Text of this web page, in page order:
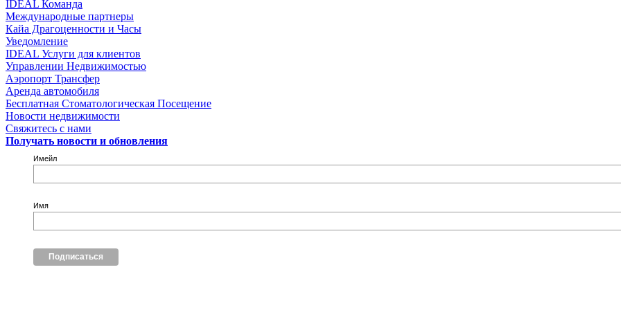
IDEAL Команда
Международные партнеры
Кайа Драгоценности и Часы
Уведомление
IDEAL Услуги для клиентов
Управлении Недвижимостью
Аэропорт Трансфер
Аренда автомобиля
Бесплатная Стоматологическая Посещение
Новости недвижимости
Свяжитесь с нами
Получать новости и обновления
Имейл
Имя